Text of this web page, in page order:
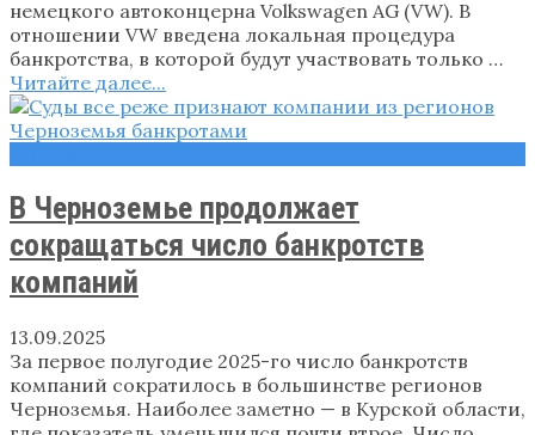
немецкого автоконцерна Volkswagen AG (VW). В
отношении VW введена локальная процедура
банкротства, в которой будут участвовать только …
Читайте далее...
В Черноземье продолжает
сокращаться число банкротств
компаний
13.09.2025
За первое полугодие 2025-го число банкротств
компаний сократилось в большинстве регионов
Черноземья. Наиболее заметно — в Курской области,